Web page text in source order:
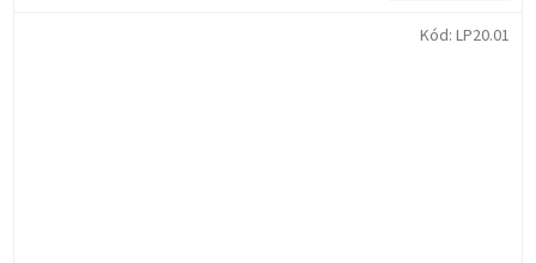
Kód: LP20.01